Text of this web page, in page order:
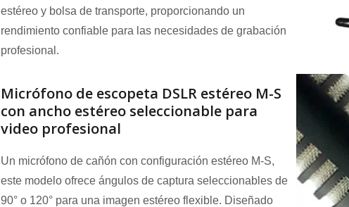
estéreo y bolsa de transporte, proporcionando un
rendimiento confiable para las necesidades de grabación
profesional.
Micrófono de escopeta DSLR estéreo M-S
con ancho estéreo seleccionable para
video profesional
Un micrófono de cañón con configuración estéreo M-S,
este modelo ofrece ángulos de captura seleccionables de
90° o 120° para una imagen estéreo flexible. Diseñado